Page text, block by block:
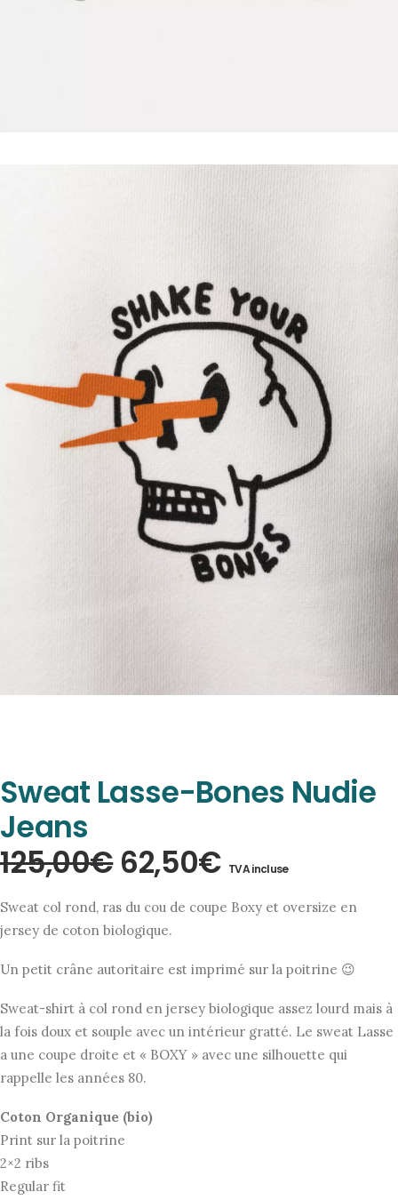
Sweat Lasse-Bones Nudie
Jeans
125,00€ Le
prix
initial
était :
125,00€.
62,50€Le
prix
est :
62,50€.
TVA incluse
Sweat col rond, ras du cou de coupe Boxy et oversize en
jersey de coton biologique.
Un petit crâne autoritaire est imprimé sur la poitrine 😉
Sweat-shirt à col rond en jersey biologique assez lourd mais à
la fois doux et souple avec un intérieur gratté. Le sweat Lasse
a une coupe droite et « BOXY » avec une silhouette qui
rappelle les années 80.
Coton Organique (bio)
Print sur la poitrine
2×2 ribs
Regular fit